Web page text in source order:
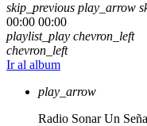
skip_previous play_arrow
00:00 00:00
playlist_play chevron_left
chevron_left
Ir al album
play_arrow
Radio Sonar Un